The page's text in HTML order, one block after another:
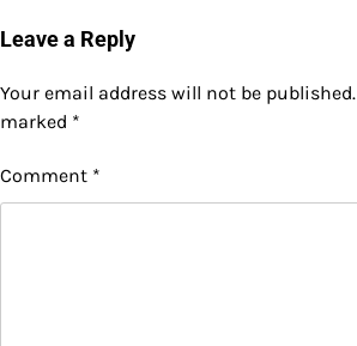
Leave a Reply
Your email address will not be published.
marked *
Comment *